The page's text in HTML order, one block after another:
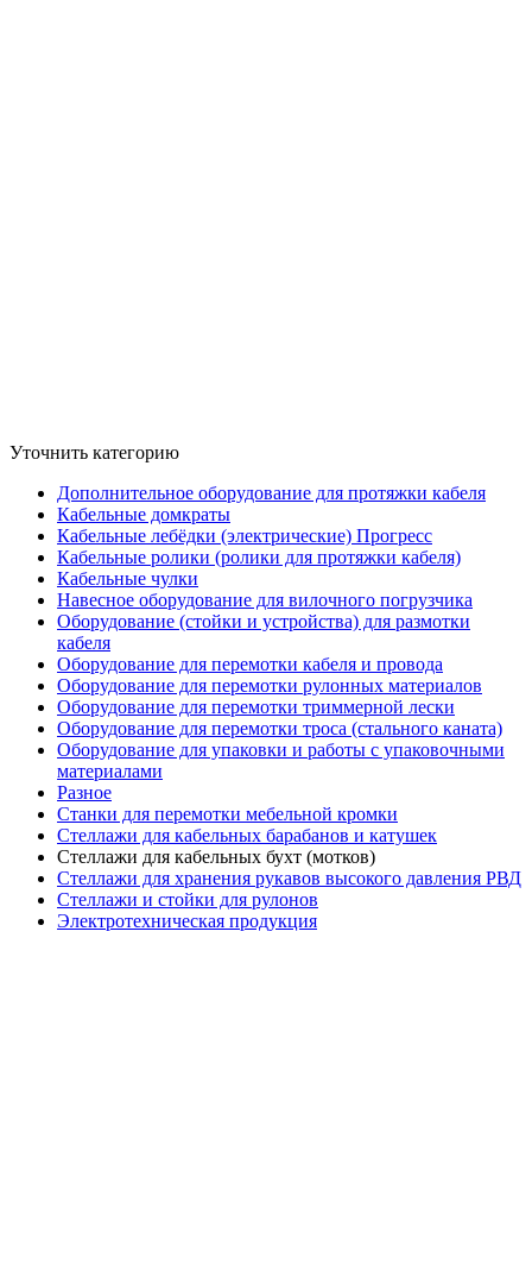
Уточнить категорию
Дополнительное оборудование для протяжки кабеля
Кабельные домкраты
Кабельные лебёдки (электрические) Прогресс
Кабельные ролики (ролики для протяжки кабеля)
Кабельные чулки
Навесное оборудование для вилочного погрузчика
Оборудование (стойки и устройства) для размотки
кабеля
Оборудование для перемотки кабеля и провода
Оборудование для перемотки рулонных материалов
Оборудование для перемотки триммерной лески
Оборудование для перемотки троса (стального каната)
Оборудование для упаковки и работы с упаковочными
материалами
Разное
Станки для перемотки мебельной кромки
Стеллажи для кабельных барабанов и катушек
Стеллажи для кабельных бухт (мотков)
Стеллажи для хранения рукавов высокого давления РВД
Стеллажи и стойки для рулонов
Электротехническая продукция